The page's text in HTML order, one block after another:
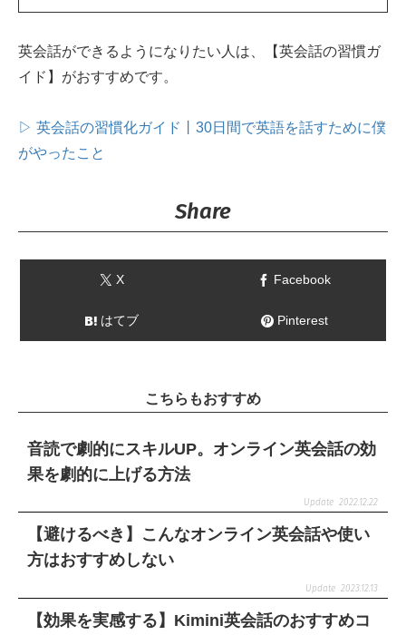
英会話ができるようになりたい人は、【英会話の習慣ガ
イド】がおすすめです。
▷ 英会話の習慣化ガイド丨30日間で英語を話すために僕
がやったこと
Share
X Facebook
はてブ Pinterest
こちらもおすすめ
音読で劇的にスキルUP。オンライン英会話の効
果を劇的に上げる方法
2022.12.22
【避けるべき】こんなオンライン英会話や使い
方はおすすめしない
2023.12.13
【効果を実感する】Kimini英会話のおすすめコ